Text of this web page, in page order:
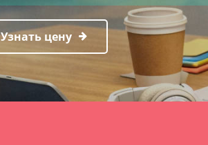
Узнать цену